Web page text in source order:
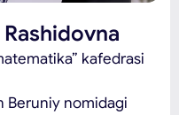
kafedrasi
Beruniy nomidagi